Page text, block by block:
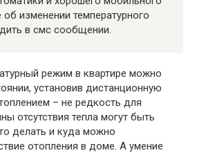
изменении температурного
в смс сообщении.
режим в квартире можно
установив дистанционную
– не редкость для
отсутствия тепла могут быть
делать и куда можно
отопления в доме. А умение